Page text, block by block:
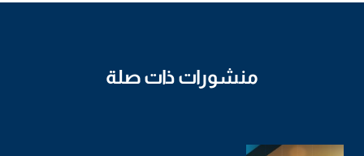
منشورات ذات صلة